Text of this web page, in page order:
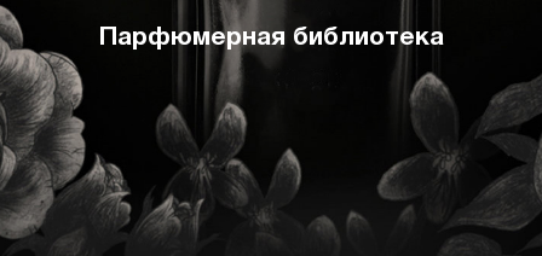
Парфюмерная библиотека